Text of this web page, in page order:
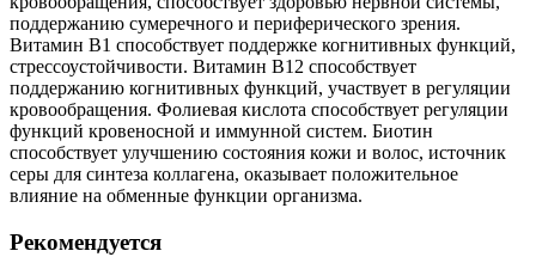
поддержанию сумеречного и периферического зрения.
Витамин В1 способствует поддержке когнитивных функций,
стрессоустойчивости. Витамин В12 способствует
поддержанию когнитивных функций, участвует в регуляции
кровообращения. Фолиевая кислота способствует регуляции
функций кровеносной и иммунной систем. Биотин
способствует улучшению состояния кожи и волос, источник
серы для синтеза коллагена, оказывает положительное
влияние на обменные функции организма.
Рекомендуется